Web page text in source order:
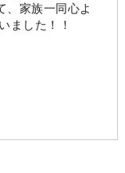
、家族一同心よ
ました！！